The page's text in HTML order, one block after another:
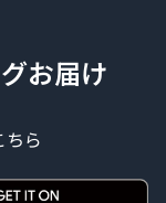
お届け
ら